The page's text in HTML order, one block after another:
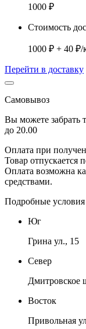
1000 ₽
Стоимость
1000 ₽ + 40 ₽/
Перейти в доставку
Самовывоз
Вы можете забрать
до 20.00
Оплата при
Товар отпускается
Оплата возможна
средствами.
Подробные
Юг
Грина ул., 15
Север
Дмитровское
Восток
Привольная